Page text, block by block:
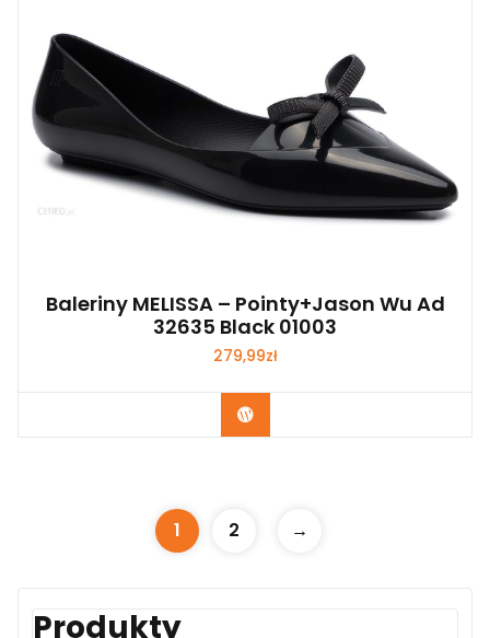
Baleriny MELISSA – Pointy+Jason Wu Ad
32635 Black 01003
279,99zł
Kup Teraz
1 2 →
Produkty